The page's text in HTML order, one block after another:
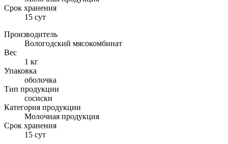
Cрок хранения
15 сут
Производитель
Вологодский мясокомбинат
Вес
1 кг
Упаковка
оболочка
Тип продукции
сосиски
Категория продукции
Молочная продукция
Cрок хранения
15 сут